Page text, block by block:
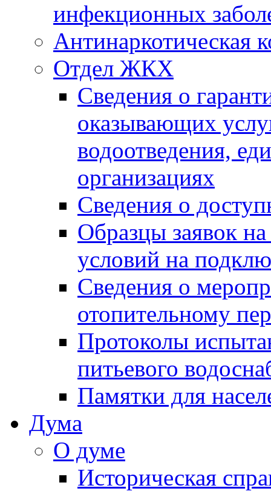
инфекционных
Антинаркотическая
Отдел ЖКХ
Сведения о
оказывающих
водоотведения,
организациях
Сведения о
Образцы заявок
условий на
Сведения о
отопительному
Протоколы
питьевого
Памятки для
Дума
О думе
Историческая